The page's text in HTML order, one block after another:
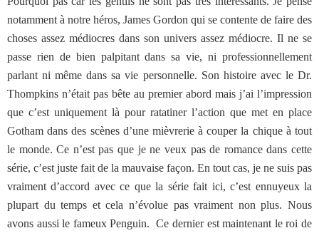
notamment à notre héros, James Gordon qui se contente de faire des
choses assez médiocres dans son univers assez médiocre. Il ne se
passe rien de bien palpitant dans sa vie, ni professionnellement
parlant ni même dans sa vie personnelle. Son histoire avec le Dr.
Thompkins n’était pas bête au premier abord mais j’ai l’impression
que c’est uniquement là pour ratatiner l’action que met en place
Gotham dans des scènes d’une mièvrerie à couper la chique à tout
le monde. Ce n’est pas que je ne veux pas de romance dans cette
série, c’est juste fait de la mauvaise façon. En tout cas, je ne suis pas
vraiment d’accord avec ce que la série fait ici, c’est ennuyeux la
plupart du temps et cela n’évolue pas vraiment non plus. Nous
avons aussi le fameux Penguin. Ce dernier est maintenant le roi de